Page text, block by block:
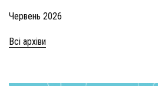
Червень 2026
Всі архіви